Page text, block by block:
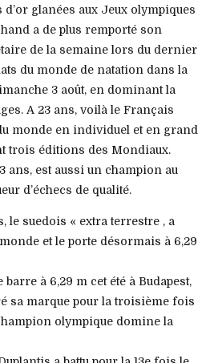
glanées aux Jeux olympiques
a de plus remporté son
de la semaine lors du dernier
du monde de natation dans la
3 août, en dominant la
A 23 ans, voilà le Français
monde en individuel et en grand
trois éditions des Mondiaux.
ans, est aussi un champion au
d’échecs de qualité.
le suedois « extra terrestre , a
et le porte désormais à 6,29
à 6,29 m cet été à Budapest,
sa marque pour la troisième fois
olympique domine la